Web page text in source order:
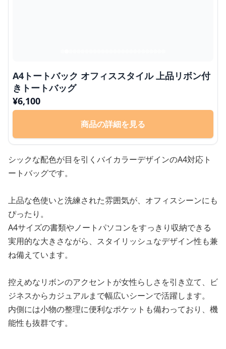
A4トートバック オフィススタイル 上品リボン付
きトートバッグ
¥6,100
商品の詳細を見る
シックな配色が目を引くバイカラーデザインのA4対応ト
ートバッグです。
上品な色使いと洗練された雰囲気が、オフィスシーンにも
ぴったり。
A4サイズの書類やノートパソコンをすっきり収納できる
実用的な大きさながら、スタイリッシュなデザイン性も兼
ね備えています。
控えめなリボンのアクセントが女性らしさを引き立て、ビ
ジネスからカジュアルまで幅広いシーンで活躍します。
内側には小物の整理に便利なポケットも備わっており、機
能性も抜群です。